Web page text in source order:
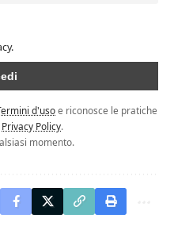
d'usoe riconosce le pratiche
Privacy Policy.
momento.